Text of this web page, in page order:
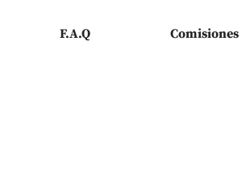
F.A.Q Comisiones